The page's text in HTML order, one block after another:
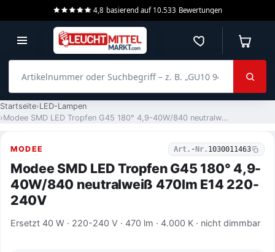
4,8 basierend auf 10.533 Bewertungen
Merkzettel
Startseite LED-Lampen
Modee SMD LED Tropfen G45 180° 4,9-40W/840 neutralweiß 470lm E14 220-240V
MODEE Art.-Nr. 1030011463
Modee SMD LED Tropfen G45 180° 4,9-
40W/840 neutralweiß 470lm E14 220-
240V
Ersetzt 40 W · 220-240 V · 470 lm · 4.000 K · nicht dimmbar